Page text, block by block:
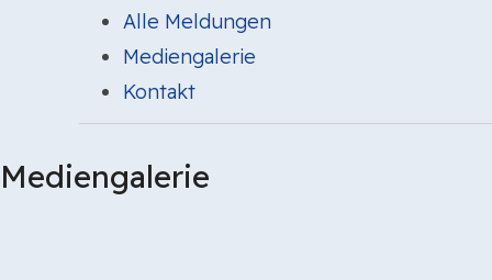
Alle Meldungen
Mediengalerie
Kontakt
Mediengalerie